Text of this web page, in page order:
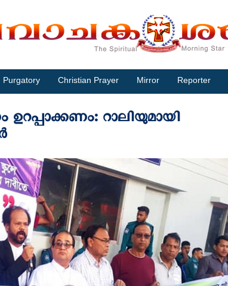
Purgatory Christian Prayer Mirror Reporter
റാലിയുമായി